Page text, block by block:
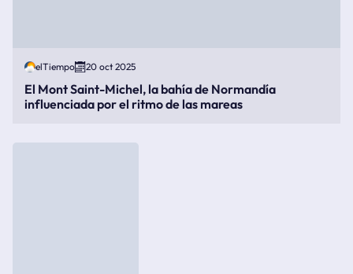
elTiempo 20 oct 2025
El Mont Saint-Michel, la bahía de Normandía
influenciada por el ritmo de las mareas